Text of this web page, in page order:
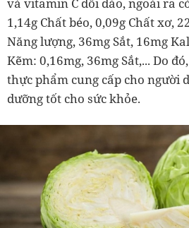
1,14g Chất béo, 0,09g Chất xơ,
Năng lượng, 36mg Sắt, 16mg
Kẽm: 0,16mg, 36mg Sắt,... Do
thực phẩm cung cấp cho người
dưỡng tốt cho sức khỏe.